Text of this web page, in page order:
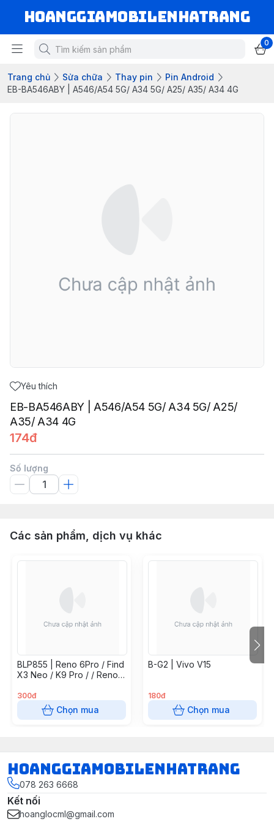
hoanggiamobilenhatrang
0
Trang chủ Sửa chữa Thay pin
Pin Android
EB-BA546ABY | A546/A54 5G/ A34 5G/ A25/ A35/ A34 4G
Yêu thích
EB-BA546ABY | A546/A54 5G/ A34 5G/ A25/
A35/ A34 4G
174đ
Số lượng
Các sản phẩm, dịch vụ khác
BLP855 | Reno 6Pro / Find
X3 Neo / K9 Pro / / Reno7
4G
300đ
Chọn mua
B-G2 | Vivo V15
180đ
Chọn mua
hoanggiamobilenhatrang
078 263 6668
Kết nối
hoanglocml@gmail.com